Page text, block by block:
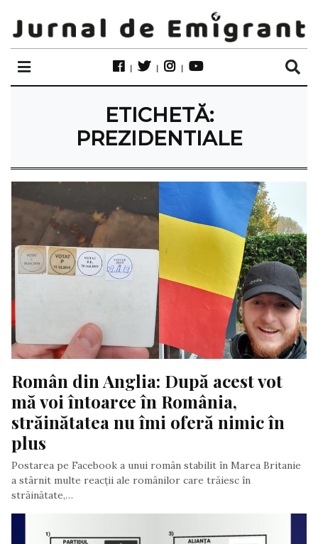
ETICHETĂ:
PREZIDENTIALE
Român din Anglia: După acest vot
mă voi întoarce în România,
străinătatea nu îmi oferă nimic în
plus
Postarea pe Facebook a unui român stabilit în Marea Britanie
a stârnit multe reacții ale românilor care trăiesc în
străinătate,…